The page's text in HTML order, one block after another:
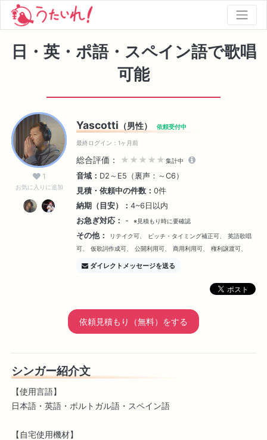
日・英・ポ語・スペイン語で歌唱
可能
1
お気に入りに追加
Yascotti （男性） 依頼受付中
最終ログイン：1ヶ月前
総合評価： ★★★★★ 集計中
音域： D2～E5（裏声：～C6）
見積・依頼中の件数：0件
納期（目安）：4~6日以内
お急ぎ対応：
- ※見積もり時に要確認
その他： リテイク可、 ピッチ・タイミング補正可、
英語歌唱
可、
仮歌詞作成可、 公開利用可、 商用利用可、 権利譲渡可、
ダイレクトメッセージを送る
依頼見積もり（無料）をする
シンガー紹介文
【使用言語】
日本語・英語・ポルトガル語・スペイン語
【自宅使用機材】